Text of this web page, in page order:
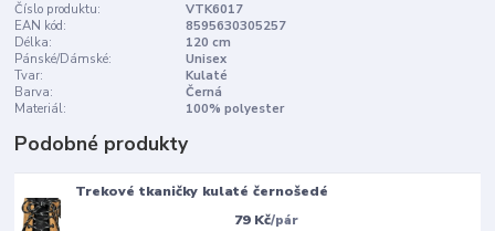
Číslo produktu:
VTK6017
EAN kód:
8595630305257
Délka:
120 cm
Pánské/Dámské:
Unisex
Tvar:
Kulaté
Barva:
Černá
Materiál:
100% polyester
Podobné produkty
Trekové tkaničky kulaté černošedé
79 Kč/pár